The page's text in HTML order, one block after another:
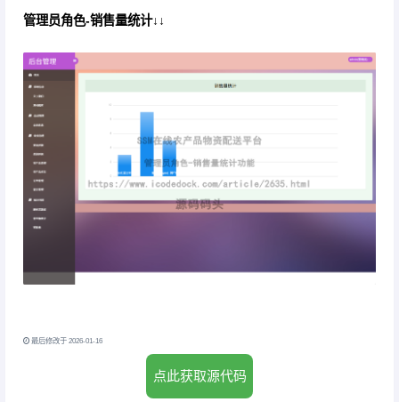
管理员角色-销售量统计↓↓
最后修改于 2026-01-16
点此获取源代码